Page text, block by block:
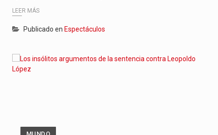
LEER MÁS
Publicado en Espectáculos